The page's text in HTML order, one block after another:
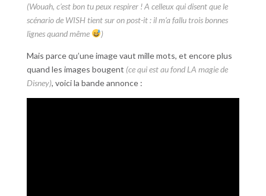
(Wouah, c’est bon tu peux respirer ! A celleux qui disent que le
scénario de WISH tient sur on post-it : il m’a fallu trois bonnes
lignes quand même
)
Mais parce qu’une image vaut mille mots, et encore plus
quand les images bougent (ce qui est au fond LA magie de
Disney), voici la bande annonce :